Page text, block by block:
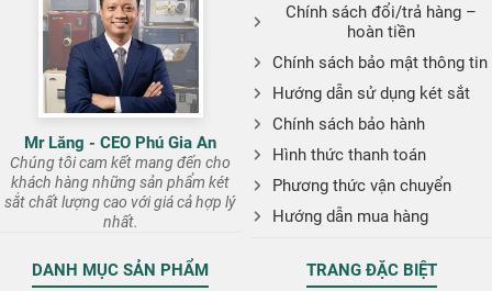
Mr Lăng - CEO Phú Gia An
Chúng tôi cam kết mang đến cho
khách hàng những sản phẩm két
sắt chất lượng cao với giá cả hợp lý
nhất.
Chính sách đổi/trả hàng –
hoàn tiền
Chính sách bảo mật thông tin
Hướng dẫn sử dụng két sắt
Chính sách bảo hành
Hình thức thanh toán
Phương thức vận chuyển
Hướng dẫn mua hàng
DANH MỤC SẢN PHẨM TRANG ĐẶC BIỆT